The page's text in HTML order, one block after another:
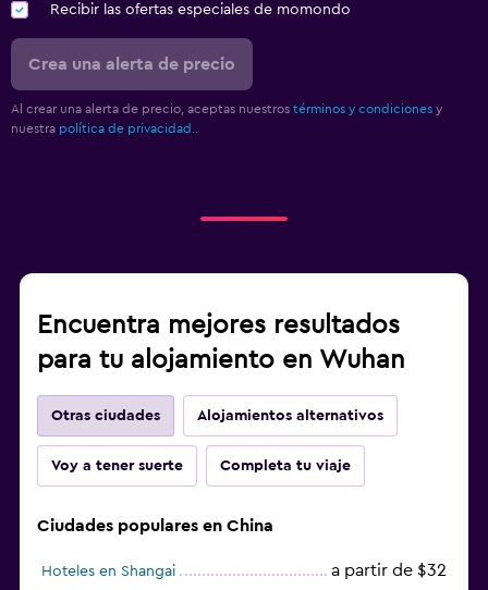
Recibir las ofertas especiales de momondo
Crea una alerta de precio
Al crear una alerta de precio, aceptas nuestros términos y condiciones y
nuestra política de privacidad.
Encuentra mejores resultados
para tu alojamiento en Wuhan
Otras ciudades Alojamientos alternativos
Voy a tener suerte Completa tu viaje
Ciudades populares en China
Hoteles en Shangai a partir de $32